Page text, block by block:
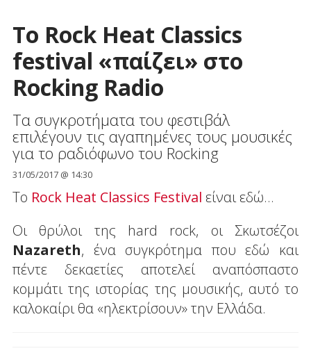
Το Rock Heat Classics
festival «παίζει» στο
Rocking Radio
Τα συγκροτήματα του φεστιβάλ
επιλέγουν τις αγαπημένες τους μουσικές
για το ραδιόφωνο του Rocking
31/05/2017 @ 14:30
Το Rock Heat Classics Festival είναι εδώ...
Οι θρύλοι της hard rock, οι Σκωτσέζοι
Nazareth, ένα συγκρότημα που εδώ και
πέντε δεκαετίες αποτελεί αναπόσπαστο
κομμάτι της ιστορίας της μουσικής, αυτό το
καλοκαίρι θα «ηλεκτρίσουν» την Ελλάδα.